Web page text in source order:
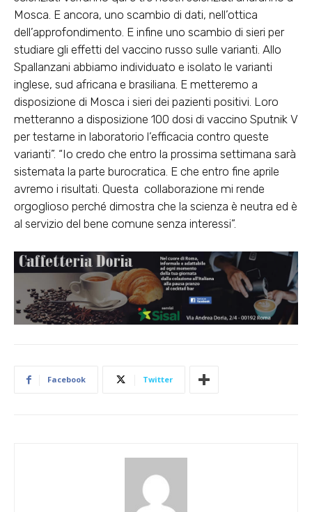
Mosca. E ancora, uno scambio di dati, nell’ottica
dell’approfondimento. E infine uno scambio di sieri per
studiare gli effetti del vaccino russo sulle varianti. Allo
Spallanzani abbiamo individuato e isolato le varianti
inglese, sud africana e brasiliana. E metteremo a
disposizione di Mosca i sieri dei pazienti positivi. Loro
metteranno a disposizione 100 dosi di vaccino Sputnik V
per testarne in laboratorio l’efficacia contro queste
varianti”. “Io credo che entro la prossima settimana sarà
sistemata la parte burocratica. E che entro fine aprile
avremo i risultati. Questa collaborazione mi rende
orgoglioso perché dimostra che la scienza è neutra ed è
al servizio del bene comune senza interessi”.
Facebook Twitter